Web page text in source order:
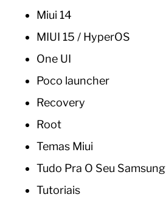
Miui 14
MIUI 15 / HyperOS
One UI
Poco launcher
Recovery
Root
Temas Miui
Tudo Pra O Seu Samsung
Tutoriais